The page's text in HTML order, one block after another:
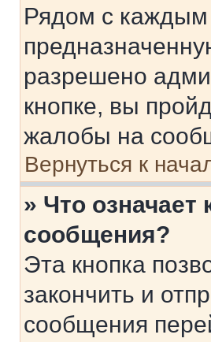
Рядом с каждым
разрешено
кнопке, вы
жалобы на
Вернуться к
» Что означает
сообщения?
Эта кнопка
закончить и
сообщения